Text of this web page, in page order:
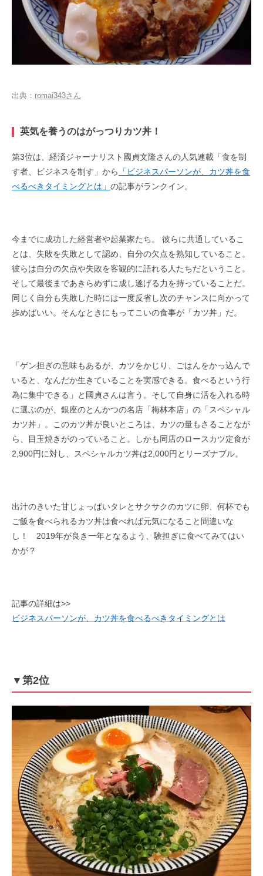
出典： romai343さん
英気を養うのはがっつりカツ丼！
第3位は、経済ジャーナリスト國貞文隆さんの人気連載「食を制
す者、ビジネスを制す」から
「ビジネスパーソンが、カツ丼を食
べるべきタイミングとは」 の記事がランクイン。
今までに成功した経営者や起業家たち。 彼らに共通しているこ
とは、失敗を失敗として認め、自分の欠点を熟知していること。
彼らは自分の欠点や失敗を客観的に語れる人たちだということ。
そして最後まであきらめずに成し遂げる力を持っていることだ。
同じく自分も失敗した時には一度反省し次のチャンスに向かって
歩めばいい。そんなときにもってこいの食事が「カツ丼」だ。
「ゲン担ぎの意味もあるが、カツをかじり、ごはんをかっ込んで
いると、なんだか生きていることを実感できる。食べるという行
為に集中できる」と國貞さんは言う。そして自身に活を入れる時
に選ぶのが、銀座のとんかつの名店「梅林本店」の「スペシャル
カツ丼」。このカツ丼が良いところは、カツの量もさることなが
ら、目玉焼きがのっていること。しかも同店のロースカツ定食が
2,900円に対し、スペシャルカツ丼は2,000円とリーズナブル。
出汁のきいた甘じょっぱいタレとサクサクのカツに卵、何杯でも
ご飯を食べられるカツ丼は食べれば元気になること間違いな
し！ 2019年が良き一年となるよう、験担ぎに食べてみてはい
かが？
記事の詳細は>>
ビジネスパーソンが、カツ丼を食べるべきタイミングとは
▼第2位